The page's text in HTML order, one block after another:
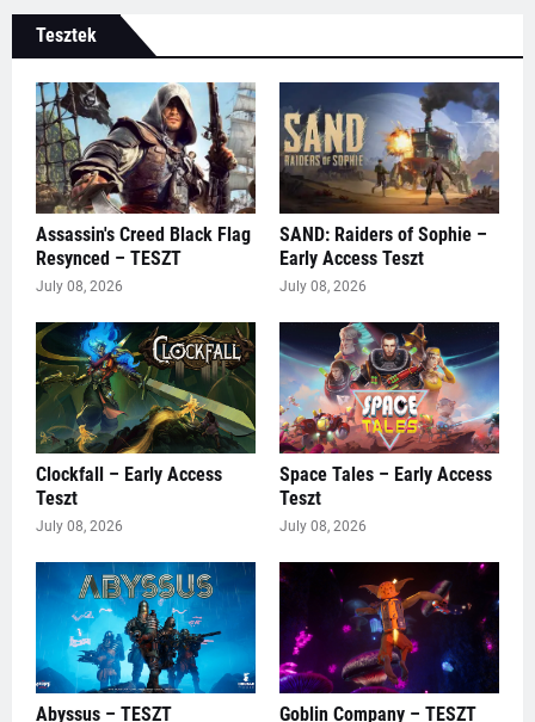
Tesztek
Assassin's Creed Black Flag
Resynced – TESZT
July 08, 2026
SAND: Raiders of Sophie –
Early Access Teszt
July 08, 2026
Clockfall – Early Access
Teszt
July 08, 2026
Space Tales – Early Access
Teszt
July 08, 2026
Abyssus – TESZT Goblin Company – TESZT